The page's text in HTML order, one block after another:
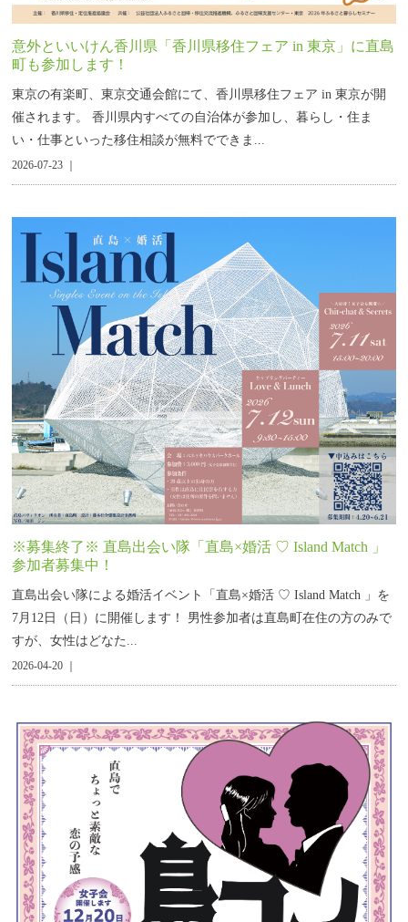
意外といいけん香川県「香川県移住フェア in 東京」に直島
町も参加します！
東京の有楽町、東京交通会館にて、香川県移住フェア in 東京が開
催されます。 香川県内すべての自治体が参加し、暮らし・住ま
い・仕事といった移住相談が無料でできま...
2026-07-23 ｜
※募集終了※ 直島出会い隊「直島×婚活 ♡ Island Match 」
参加者募集中！
直島出会い隊による婚活イベント「直島×婚活 ♡ Island Match 」を
7月12日（日）に開催します！ 男性参加者は直島町在住の方のみで
すが、女性はどなた...
2026-04-20 ｜